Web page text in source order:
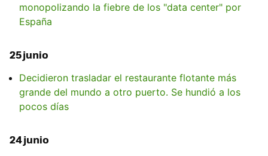
monopolizando la fiebre de los "data center" por
España
25 junio
Decidieron trasladar el restaurante flotante más
grande del mundo a otro puerto. Se hundió a los
pocos días
24 junio